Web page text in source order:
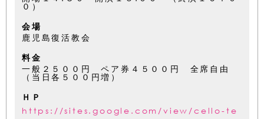
０）
会場
鹿児島復活教会
料金
一般２５００円 ペア券４５００円 全席自由
（当日各５００円増）
ＨＰ
https://sites.google.com/view/cello-te